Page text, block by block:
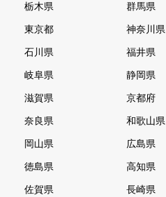
栃木県 群馬県
東京都 神奈川県
石川県 福井県
岐阜県 静岡県
滋賀県 京都府
奈良県 和歌山県
岡山県 広島県
徳島県 高知県
佐賀県 長崎県